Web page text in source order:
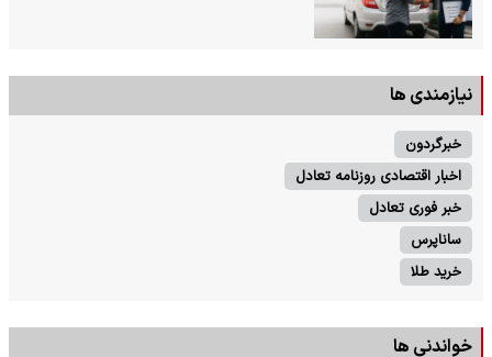
نیازمندی ها
خبرگردون
اخبار اقتصادی روزنامه تعادل
خبر فوری تعادل
ساناپرس
خرید طلا
خواندنی ها